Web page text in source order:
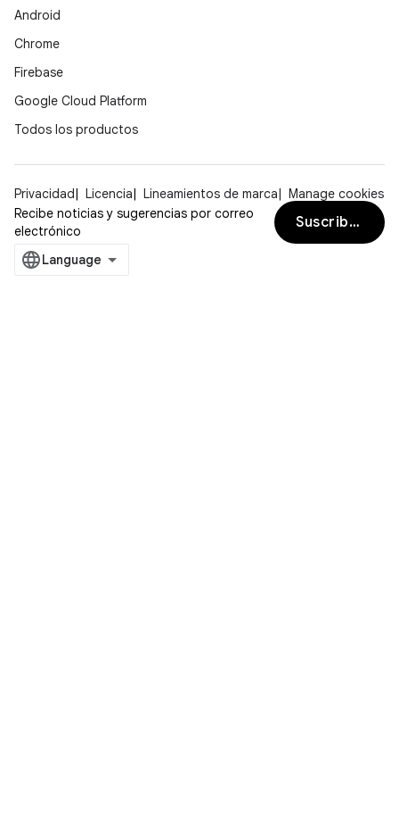
Android
Chrome
Firebase
Google Cloud Platform
Todos los productos
Privacidad Licencia Lineamientos de marca
Manage cookies
Recibe noticias y sugerencias por correo
electrónico
Suscribirse